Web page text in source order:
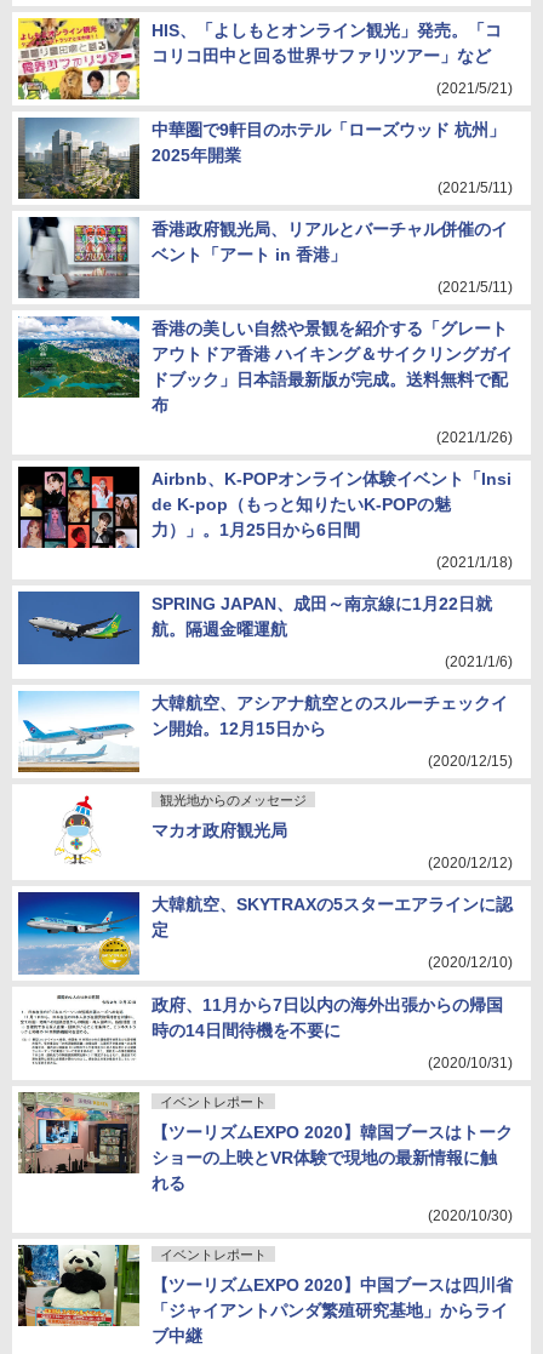
HIS、「よしもとオンライン観光」発売。「コ
コリコ田中と回る世界サファリツアー」など
(2021/5/21)
中華圏で9軒目のホテル「ローズウッド 杭州」
2025年開業
(2021/5/11)
香港政府観光局、リアルとバーチャル併催のイ
ベント「アート in 香港」
(2021/5/11)
香港の美しい自然や景観を紹介する「グレート
アウトドア香港 ハイキング＆サイクリングガイ
ドブック」日本語最新版が完成。送料無料で配
布
(2021/1/26)
Airbnb、K-POPオンライン体験イベント「Insi
de K-pop（もっと知りたいK-POPの魅
力）」。1月25日から6日間
(2021/1/18)
SPRING JAPAN、成田～南京線に1月22日就
航。隔週金曜運航
(2021/1/6)
大韓航空、アシアナ航空とのスルーチェックイ
ン開始。12月15日から
(2020/12/15)
観光地からのメッセージ
マカオ政府観光局
(2020/12/12)
大韓航空、SKYTRAXの5スターエアラインに認
定
(2020/12/10)
政府、11月から7日以内の海外出張からの帰国
時の14日間待機を不要に
(2020/10/31)
イベントレポート
【ツーリズムEXPO 2020】韓国ブースはトーク
ショーの上映とVR体験で現地の最新情報に触
れる
(2020/10/30)
イベントレポート
【ツーリズムEXPO 2020】中国ブースは四川省
「ジャイアントパンダ繁殖研究基地」からライ
ブ中継